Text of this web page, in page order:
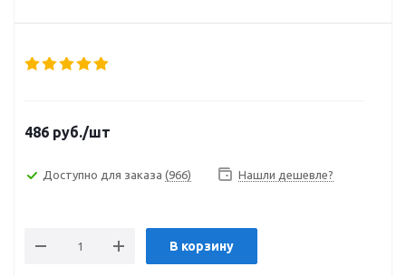
486 руб./шт
Доступно для заказа (966) Нашли дешевле?
В корзину